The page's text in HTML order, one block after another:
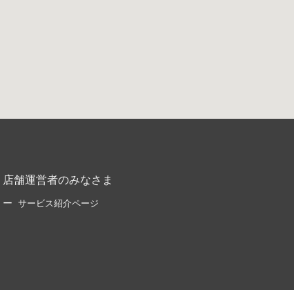
店舗運営者のみなさま
サービス紹介ページ